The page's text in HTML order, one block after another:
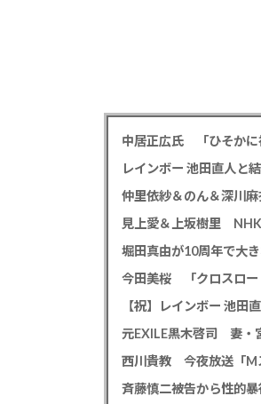
仲里依紗＆のん＆深川
見上愛＆上坂樹里 NHK
堀田真由が10周年で大
今田美桜 「クロスロー
【祝】レインボー 池
西川貴教 今夜放送「M